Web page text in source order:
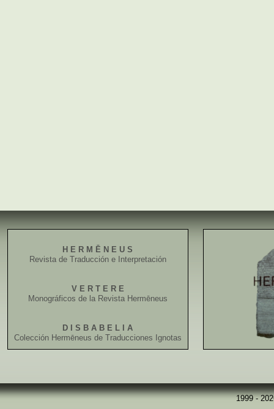
H E R M Ē N E U S
Revista de Traducción e Interpretación
V E R T E R E
Monográficos de la Revista Hermēneus
D I S B A B E L I A
Colección Hermēneus de Traducciones Ignotas
1999 -